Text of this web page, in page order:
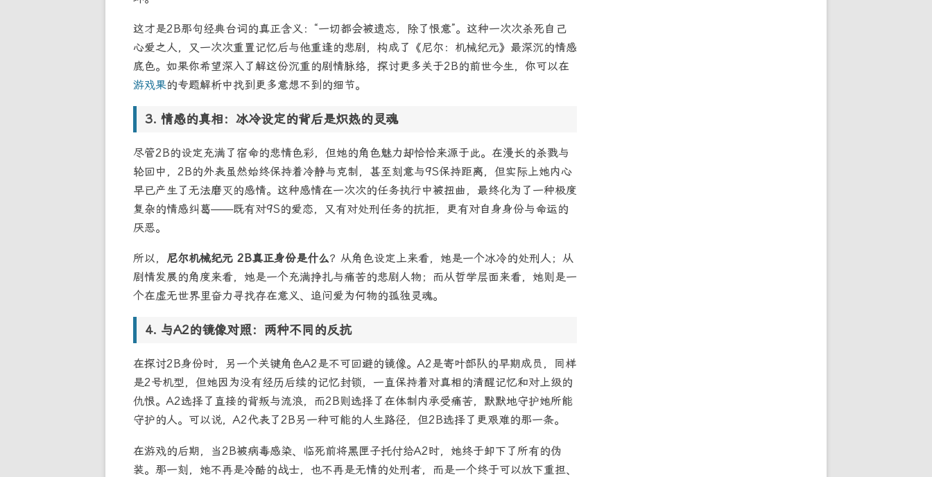
这才是2B那句经典台词的真正含义：“一切都会被遗忘，除了恨意”。这种一次次杀死自己
心爱之人，又一次次重置记忆后与他重逢的悲剧，构成了《尼尔：机械纪元》最深沉的情感
底色。如果你希望深入了解这份沉重的剧情脉络，探讨更多关于2B的前世今生，你可以在
游戏果的专题解析中找到更多意想不到的细节。
情感的真相：冰冷设定的背后是炽热的灵魂
尽管2B的设定充满了宿命的悲情色彩，但她的角色魅力却恰恰来源于此。在漫长的杀戮与
轮回中，2B的外表虽然始终保持着冷静与克制，甚至刻意与9S保持距离，但实际上她内心
早已产生了无法磨灭的感情。这种感情在一次次的任务执行中被扭曲，最终化为了一种极度
复杂的情感纠葛——既有对9S的爱恋，又有对处刑任务的抗拒，更有对自身身份与命运的
厌恶。
所以， 尼尔机械纪元 2B真正身份是什么？从角色设定上来看，她是一个冰冷的处刑人；从
剧情发展的角度来看，她是一个充满挣扎与痛苦的悲剧人物；而从哲学层面来看，她则是一
个在虚无世界里奋力寻找存在意义、追问爱为何物的孤独灵魂。
与A2的镜像对照：两种不同的反抗
在探讨2B身份时，另一个关键角色A2是不可回避的镜像。A2是寄叶部队的早期成员，同样
是2号机型，但她因为没有经历后续的记忆封锁，一直保持着对真相的清醒记忆和对上级的
仇恨。A2选择了直接的背叛与流浪，而2B则选择了在体制内承受痛苦，默默地守护她所能
守护的人。可以说，A2代表了2B另一种可能的人生路径，但2B选择了更艰难的那一条。
在游戏的后期，当2B被病毒感染、临死前将黑匣子托付给A2时，她终于卸下了所有的伪
装。那一刻，她不再是冷酷的战士，也不再是无情的处刑者，而是一个终于可以放下重担、